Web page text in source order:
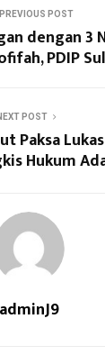
PREVIOUS POST
dengan 3
PDIP
POST
Paksa
Hukum
adminJ9